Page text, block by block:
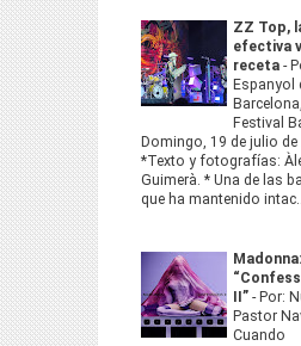
ZZ Top,
efectiva
receta -
Espanyol
Barcelona,
Festival
Domingo, 19 de julio de
*Texto y fotografías:
Guimerà. * Una de las
que ha mantenido
Madonna:
II” - Por:
Pastor
Cuando